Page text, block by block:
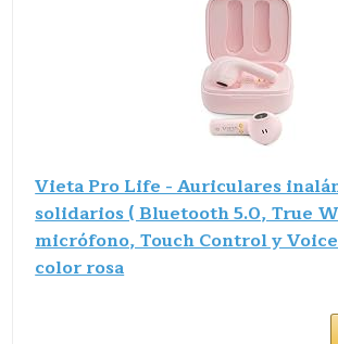
Vieta Pro Life - Auriculares
solidarios ( Bluetooth 5.0, True
micrófono, Touch Control y
color rosa